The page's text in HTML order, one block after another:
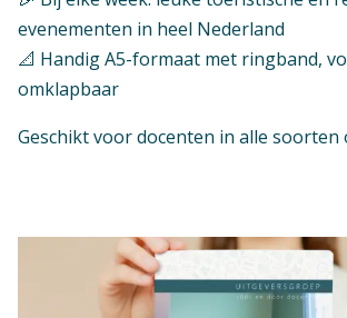
evenementen in heel Nederland
📐 Handig A5-formaat met ringband,
omklapbaar
Geschikt voor docenten in alle soorten